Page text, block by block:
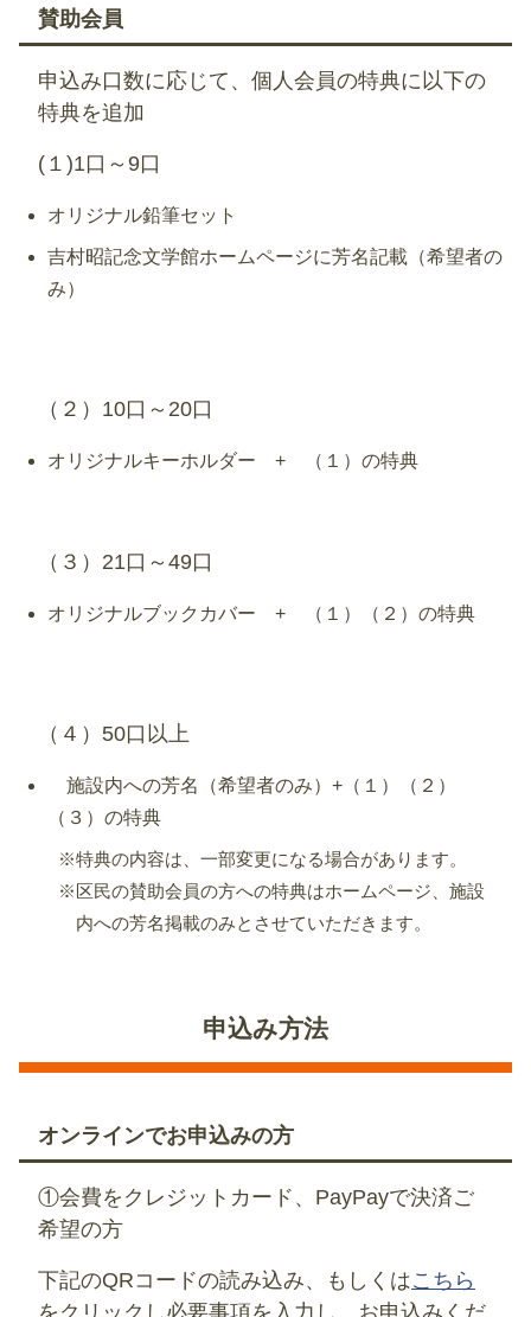
賛助会員
申込み口数に応じて、個人会員の特典に以下の
特典を追加
(１)1口～9口
オリジナル鉛筆セット
吉村昭記念文学館ホームページに芳名記載（希望者の
み）
（２）10口～20口
オリジナルキーホルダー + （１）の特典
（３）21口～49口
オリジナルブックカバー + （１）（２）の特典
（４）50口以上
施設内への芳名（希望者のみ）+（１）（２）
（３）の特典
※特典の内容は、一部変更になる場合があります。
※区民の賛助会員の方への特典はホームページ、施設
内への芳名掲載のみとさせていただきます。
申込み方法
オンラインでお申込みの方
①会費をクレジットカード、PayPayで決済ご
希望の方
下記のQRコードの読み込み、もしくはこちら
をクリックし必要事項を入力し、お申込みくだ